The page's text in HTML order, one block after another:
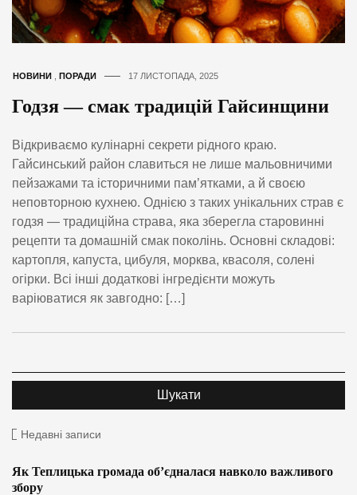
НОВИНИ ПОРАДИ 17 ЛИСТОПАДА, 2025
Годзя — смак традицій Гайсинщини
Відкриваємо кулінарні секрети рідного краю.
Гайсинський район славиться не лише мальовничими
пейзажами та історичними пам’ятками, а й своєю
неповторною кухнею. Однією з таких унікальних страв є
годзя — традиційна страва, яка зберегла старовинні
рецепти та домашній смак поколінь. Основні складові:
картопля, капуста, цибуля, морква, квасоля, солені
огірки. Всі інші додаткові інгредієнти можуть
варіюватися як завгодно: […]
Недавні записи
Як Теплицька громада об’єдналася навколо важливого
збору